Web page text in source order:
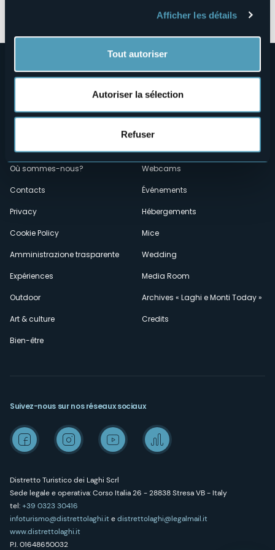
Afficher les détails
Tout autoriser
Autoriser la sélection
Refuser
Menù
secondario
Où sommes-nous?
Contacts
Privacy
Cookie Policy
Amministrazione trasparente
Expériences
Outdoor
Art & culture
Bien-être
Webcams
Événements
Hébergements
Mice
Wedding
Media Room
Archives « Laghi e Monti Today »
Credits
Distretto Turistico dei Laghi Scrl
Sede legale e operativa: Corso Italia 26 - 28838 Stresa VB - Italy
tel:+39 0323 30416
infoturismo@distrettolaghi.itedistrettolaghi@legalmail.it
www.distrettolaghi.it
P.I. 01648650032
Suivez-nous sur nos réseaux sociaux